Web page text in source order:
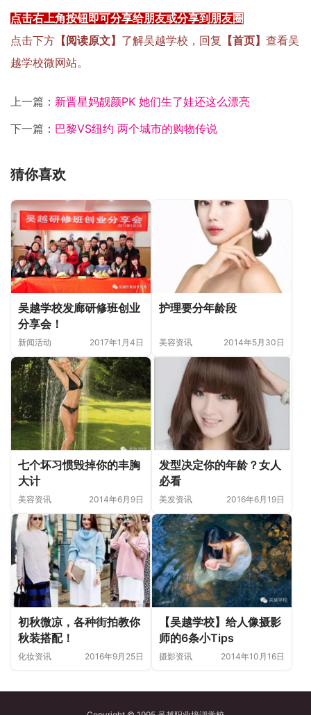
点击右上角按钮即可分享给朋友或分享到朋友圈
点击下方 【阅读原文】 了解吴越学校，回复 【首页】 查看吴
越学校微网站。
上一篇： 新晋星妈靓颜PK 她们生了娃还这么漂亮
下一篇： 巴黎VS纽约 两个城市的购物传说
猜你喜欢
吴越学校发廊研修班创业
分享会！
新闻活动 2017年1月4日
护理要分年龄段
美容资讯 2014年5月30日
七个坏习惯毁掉你的丰胸
大计
美容资讯 2014年6月9日
发型决定你的年龄？女人
必看
美发资讯 2016年6月19日
初秋微凉，各种街拍教你
秋装搭配！
化妆资讯 2016年9月25日
【吴越学校】给人像摄影
师的6条小Tips
摄影资讯 2014年10月16日